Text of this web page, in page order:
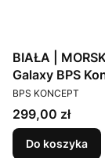
BIAŁA |
Galaxy BPS
PRODUCENT
BPS KONCEPT
Cena
299,00 zł
Do koszyka